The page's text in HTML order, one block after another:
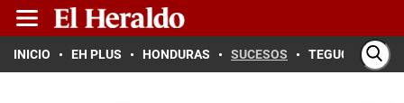
INICIO EH PLUS HONDURAS SUCESOS TEGUCIGALPA